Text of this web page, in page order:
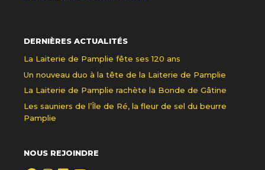
DERNIÈRES ACTUALITÉS
La Laiterie de Pamplie fête ses 120 ans
Un nouveau duo à la tête de la Laiterie de Pamplie
La Laiterie de Pamplie rachète la Bonde de Gâtine
Les sauniers de l’Île de Ré, la fleur de sel du beurre
Pamplie
NOUS REJOINDRE